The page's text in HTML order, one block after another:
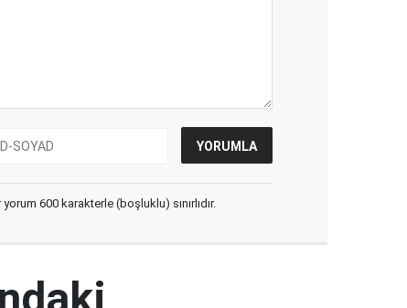
600 karakterle (boşluklu) sınırlıdır.